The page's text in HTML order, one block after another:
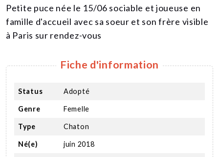
CONTACT
Petite puce née le 15/06 sociable et joueuse en
famille d'accueil avec sa soeur et son frère visible
à Paris sur rendez-vous
Fiche d'information
Status Adopté
Genre Femelle
Type Chaton
Né(e) juin 2018